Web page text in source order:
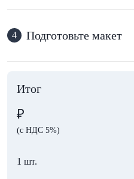
4 Подготовьте макет
Итог
₽
(с НДС 5%)
1 шт.